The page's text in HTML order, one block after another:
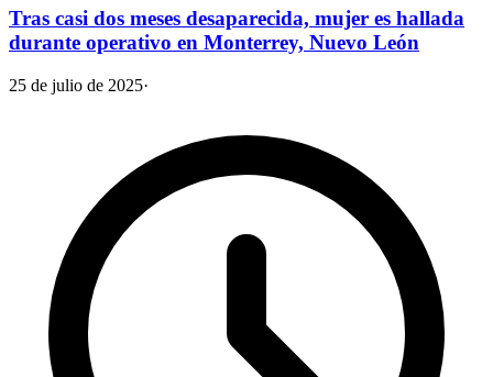
Tras casi dos meses desaparecida, mujer es hallada
durante operativo en Monterrey, Nuevo León
25 de julio de 2025·